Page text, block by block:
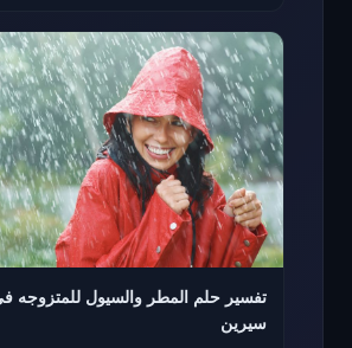
تفسير حلم المطر والسيول للمتزوجه
سيرين